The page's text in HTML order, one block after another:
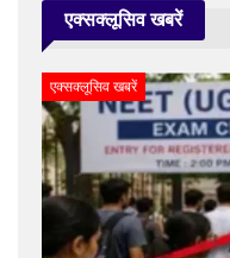
एक्सक्लूसिव खबरें
एक्सक्लूसिव खबरें